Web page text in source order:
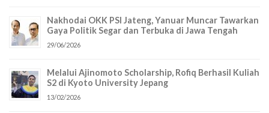
Nakhodai OKK PSI Jateng, Yanuar Muncar Tawarkan
Gaya Politik Segar dan Terbuka di Jawa Tengah
29/06/2026
Melalui Ajinomoto Scholarship, Rofiq Berhasil Kuliah
S2 di Kyoto University Jepang
13/02/2026